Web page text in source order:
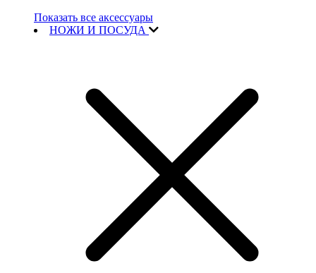
Показать все аксессуары
НОЖИ И ПОСУДА